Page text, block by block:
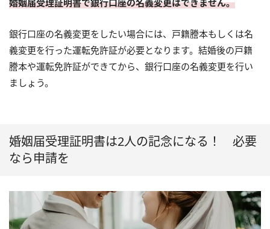
婚姻届受理証明書で銀行口座の名義変更はできません。
銀行口座の名義変更をしたい場合には、戸籍謄本もしくは名
義変更を行った運転免許証が必要となります。結婚後の戸籍
謄本や運転免許証ができてから、銀行口座の名義変更を行い
ましょう。
婚姻届受理証明書は2人の記念になる！ 必要
なら申請を